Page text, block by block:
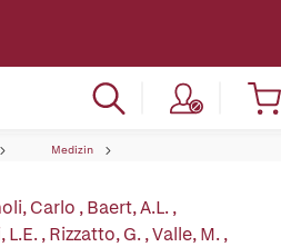
Medizin
Carlo ,Baert, A.L.,
L.E.,Rizzatto, G.,Valle, M.,